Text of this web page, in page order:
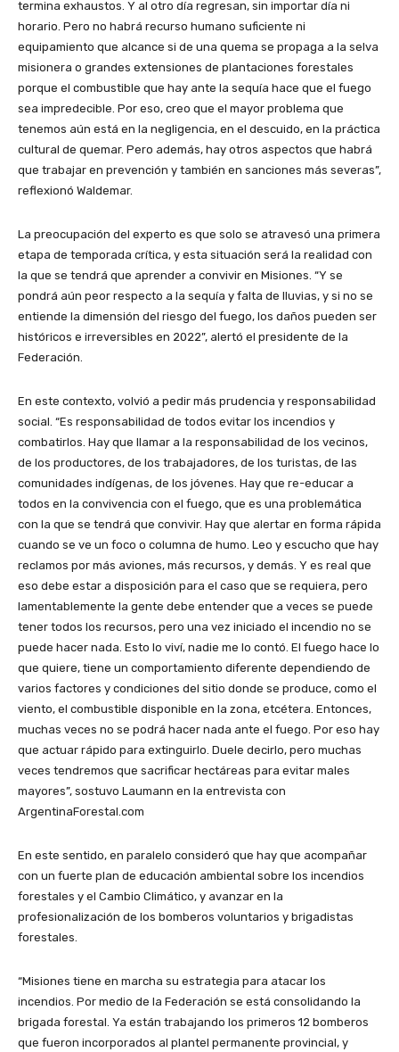
termina exhaustos. Y al otro día regresan, sin importar día ni
horario. Pero no habrá recurso humano suficiente ni
equipamiento que alcance si de una quema se propaga a la selva
misionera o grandes extensiones de plantaciones forestales
porque el combustible que hay ante la sequía hace que el fuego
sea impredecible. Por eso, creo que el mayor problema que
tenemos aún está en la negligencia, en el descuido, en la práctica
cultural de quemar. Pero además, hay otros aspectos que habrá
que trabajar en prevención y también en sanciones más severas”,
reflexionó Waldemar.
La preocupación del experto es que solo se atravesó una primera
etapa de temporada crítica, y esta situación será la realidad con
la que se tendrá que aprender a convivir en Misiones. “Y se
pondrá aún peor respecto a la sequía y falta de lluvias, y si no se
entiende la dimensión del riesgo del fuego, los daños pueden ser
históricos e irreversibles en 2022”, alertó el presidente de la
Federación.
En este contexto, volvió a pedir más prudencia y responsabilidad
social. “Es responsabilidad de todos evitar los incendios y
combatirlos. Hay que llamar a la responsabilidad de los vecinos,
de los productores, de los trabajadores, de los turistas, de las
comunidades indígenas, de los jóvenes. Hay que re-educar a
todos en la convivencia con el fuego, que es una problemática
con la que se tendrá que convivir. Hay que alertar en forma rápida
cuando se ve un foco o columna de humo. Leo y escucho que hay
reclamos por más aviones, más recursos, y demás. Y es real que
eso debe estar a disposición para el caso que se requiera, pero
lamentablemente la gente debe entender que a veces se puede
tener todos los recursos, pero una vez iniciado el incendio no se
puede hacer nada. Esto lo viví, nadie me lo contó. El fuego hace lo
que quiere, tiene un comportamiento diferente dependiendo de
varios factores y condiciones del sitio donde se produce, como el
viento, el combustible disponible en la zona, etcétera. Entonces,
muchas veces no se podrá hacer nada ante el fuego. Por eso hay
que actuar rápido para extinguirlo. Duele decirlo, pero muchas
veces tendremos que sacrificar hectáreas para evitar males
mayores”, sostuvo Laumann en la entrevista con
ArgentinaForestal.com
En este sentido, en paralelo consideró que hay que acompañar
con un fuerte plan de educación ambiental sobre los incendios
forestales y el Cambio Climático, y avanzar en la
profesionalización de los bomberos voluntarios y brigadistas
forestales.
“Misiones tiene en marcha su estrategia para atacar los
incendios. Por medio de la Federación se está consolidando la
brigada forestal. Ya están trabajando los primeros 12 bomberos
que fueron incorporados al plantel permanente provincial, y